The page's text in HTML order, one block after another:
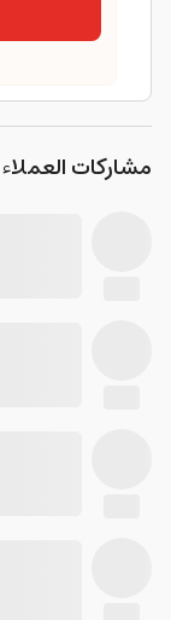
مشاركات العملاء